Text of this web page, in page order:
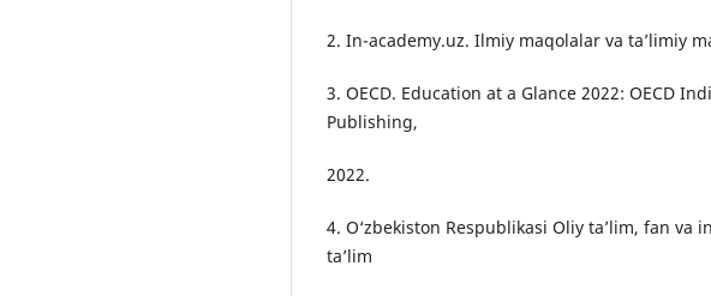
2. In-academy.uz. Ilmiy maqolalar va ta’limiy
3. OECD. Education at a Glance 2022: OECD
Publishing,
2022.
4. O‘zbekiston Respublikasi Oliy ta’lim, fan va
ta’lim